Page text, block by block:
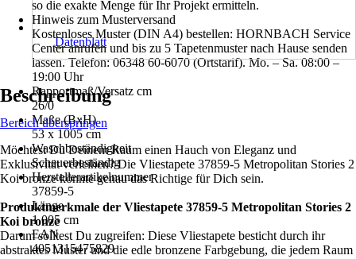
so die exakte Menge für Ihr Projekt ermitteln.
Hinweis zum Musterversand
Kostenloses Muster (DIN A4) bestellen: HORNBACH Service
Center anrufen und bis zu 5 Tapetenmuster nach Hause senden
lassen. Telefon: 06348 60-6070 (Ortstarif). Mo. – Sa. 08:00 –
19:00 Uhr
Rapportmaß/Versatz cm
26/0
Maße (BxH)
53 x 1005 cm
Waschbeständigkeit
Scheuerbeständig
Herstellerartikelnummer
37859-5
Länge
1.005 cm
EAN
4051315475829
Datenblatt
Beschreibung
Bereich überspringen
Möchtest Du Deinem Raum einen Hauch von Eleganz und
Exklusivität verleihen? Die Vliestapete 37859-5 Metropolitan Stories 2
Koi bronze könnte genau das Richtige für Dich sein.
Produktmerkmale der Vliestapete 37859-5 Metropolitan Stories 2
Koi bronze
Darum solltest Du zugreifen: Diese Vliestapete besticht durch ihr
abstraktes Muster und die edle bronzene Farbgebung, die jedem Raum